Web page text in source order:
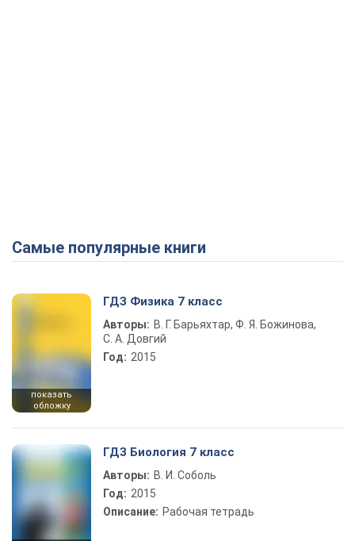
Самые популярные книги
показать
обложку
ГДЗ Физика 7 класс
Авторы: В. Г. Барьяхтар, Ф. Я. Божинова,
С. А. Довгий
Год: 2015
ГДЗ Биология 7 класс
Авторы: В. И. Соболь
Год: 2015
Описание: Рабочая тетрадь